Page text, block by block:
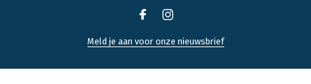
Meld je aan voor onze nieuwsbrief